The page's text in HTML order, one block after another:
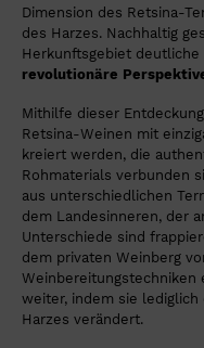
Dimension des Retsina-
des Harzes. Nachhaltig
Herkunftsgebiet deutliche
revolutionäre
Mithilfe dieser
Retsina-Weinen mit
kreiert werden, die
Rohmaterials verbunden
aus unterschiedlichen
dem Landesinneren, der
Unterschiede sind
dem privaten Weinberg
Weinbereitungstechniken
weiter, indem sie
Harzes verändert.